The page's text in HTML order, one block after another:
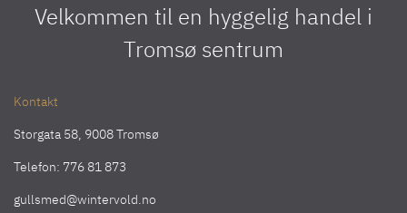
Velkommen til en hyggelig handel i
Tromsø sentrum
Kontakt
Storgata 58, 9008 Tromsø
Telefon: 776 81 873
gullsmed@wintervold.no